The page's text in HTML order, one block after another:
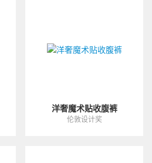
洋奢魔术贴收腹裤
伦敦设计奖